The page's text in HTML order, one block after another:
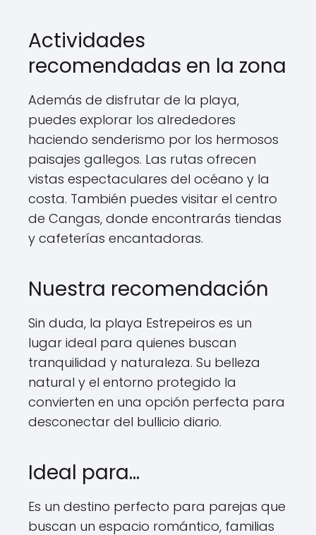
Actividades
recomendadas en la zona
Además de disfrutar de la playa,
puedes explorar los alrededores
haciendo senderismo por los hermosos
paisajes gallegos. Las rutas ofrecen
vistas espectaculares del océano y la
costa. También puedes visitar el centro
de Cangas, donde encontrarás tiendas
y cafeterías encantadoras.
Nuestra recomendación
Sin duda, la playa Estrepeiros es un
lugar ideal para quienes buscan
tranquilidad y naturaleza. Su belleza
natural y el entorno protegido la
convierten en una opción perfecta para
desconectar del bullicio diario.
Ideal para…
Es un destino perfecto para parejas que
buscan un espacio romántico, familias